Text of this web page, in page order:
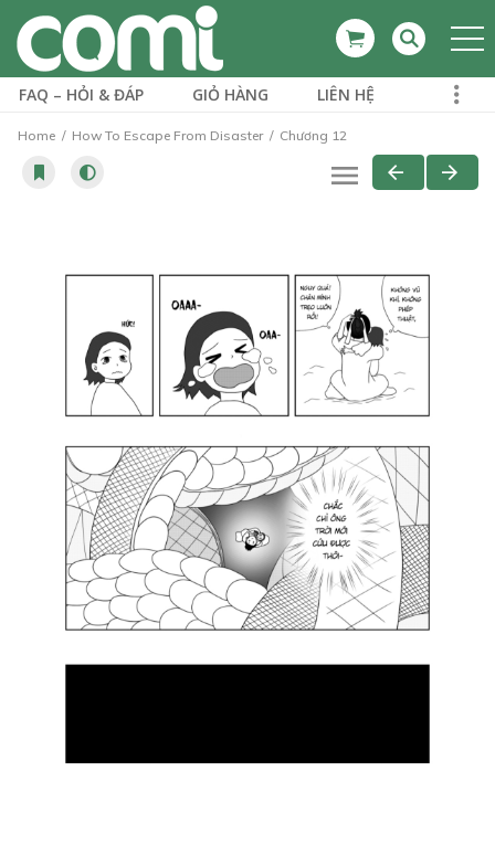
FAQ – HỎI & ĐÁP GIỎ HÀNG LIÊN HỆ
Home How To Escape From Disaster Chương 12